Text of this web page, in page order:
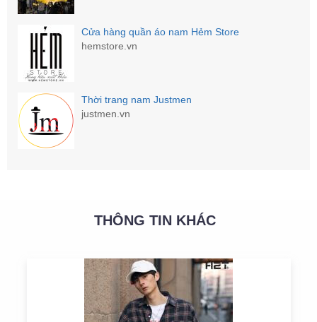
Cửa hàng quần áo nam Hẻm Store
hemstore.vn
Thời trang nam Justmen
justmen.vn
THÔNG TIN KHÁC